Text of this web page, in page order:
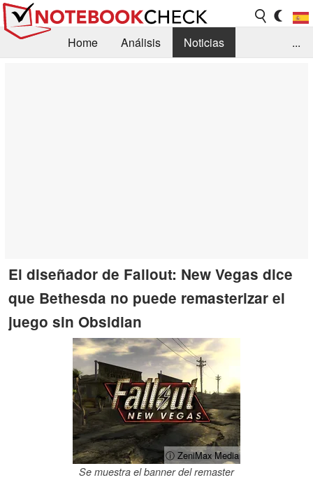
Home Análisis
Noticias
...
El diseñador de Fallout: New Vegas dice
que Bethesda no puede remasterizar el
juego sin Obsidian
ⓘ ZeniMax Media
Se muestra el banner del remaster